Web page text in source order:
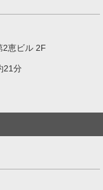
2恵ビル 2F
21分